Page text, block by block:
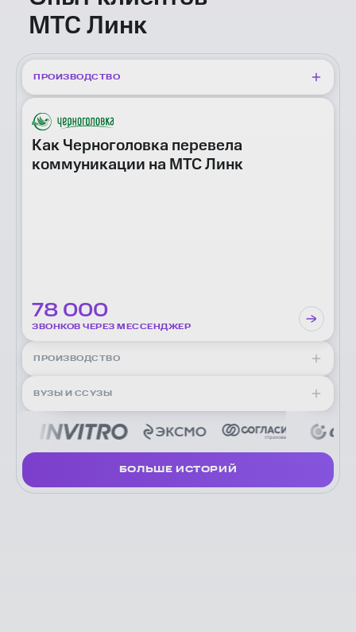
Опыт клиентов
МТС Линк
Как Черноголовка перевела
78 000
ЗВОНКОВ ЧЕРЕЗ МЕССЕНДЖЕР
ПРОИЗВОДСТВО
Как косметическая компания
ускорила коммуникации в 2 раза
ВУЗЫ И ССУЗЫ
Как БФУ им. Канта перешел